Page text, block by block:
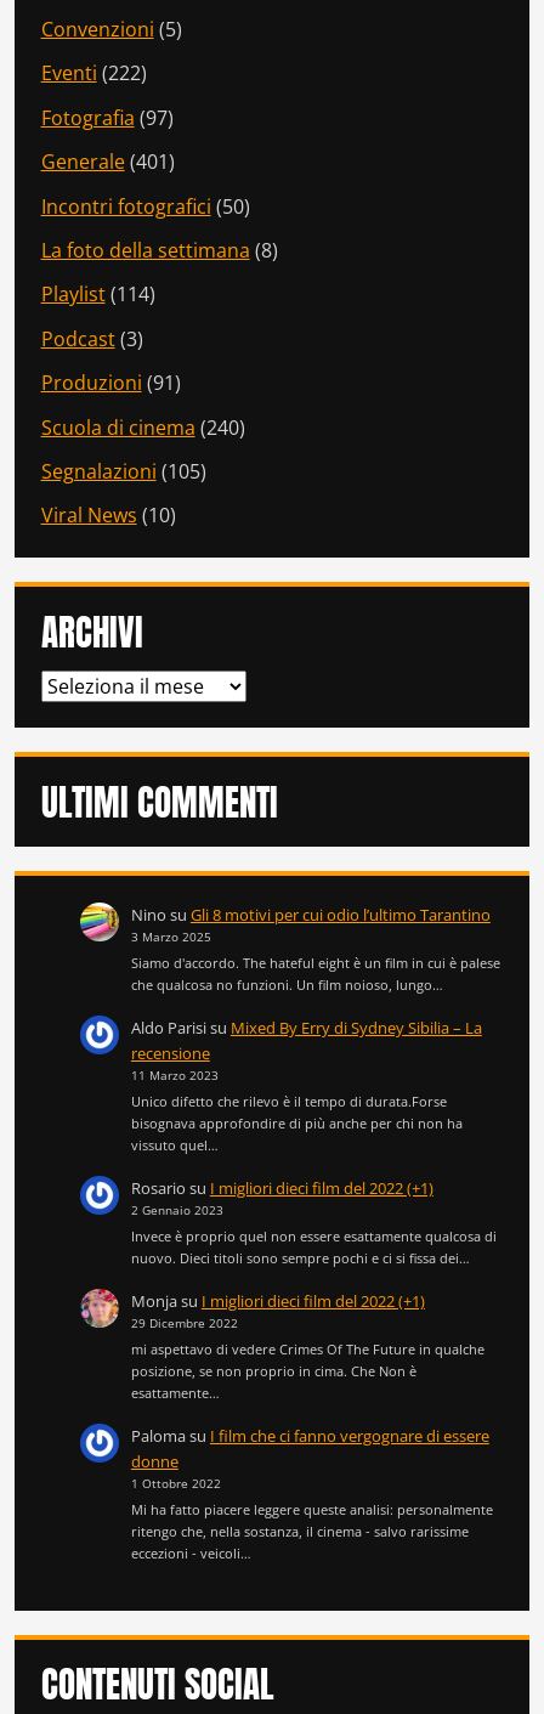
Convenzioni (5)
Eventi (222)
Fotografia (97)
Generale(401)
Incontri fotografici (50)
La foto della settimana (8)
Playlist(114)
Podcast(3)
Produzioni (91)
Scuola di cinema (240)
Segnalazioni (105)
Viral News (10)
ARCHIVI
ARCHIVI
ULTIMI COMMENTI
Nino su Gli 8 motivi per cui odio l’ultimo Tarantino
3 Marzo 2025
Siamo d'accordo. The hateful eight è un film in cui è palese
che qualcosa no funzioni. Un film noioso, lungo…
Aldo Parisisu Mixed By Erry di Sydney Sibilia – La
recensione
11 Marzo 2023
Unico difetto che rilevo è il tempo di durata.Forse
bisognava approfondire di più anche per chi non ha
vissuto quel…
Rosario su I migliori dieci film del 2022 (+1)
2 Gennaio 2023
Invece è proprio quel non essere esattamente qualcosa di
nuovo. Dieci titoli sono sempre pochi e ci si fissa dei…
Monjasu I migliori dieci film del 2022 (+1)
29 Dicembre 2022
mi aspettavo di vedere Crimes Of The Future in qualche
posizione, se non proprio in cima. Che Non è
esattamente…
Palomasu I film che ci fanno vergognare di essere
donne
1 Ottobre 2022
Mi ha fatto piacere leggere queste analisi: personalmente
ritengo che, nella sostanza, il cinema - salvo rarissime
eccezioni - veicoli…
CONTENUTI SOCIAL